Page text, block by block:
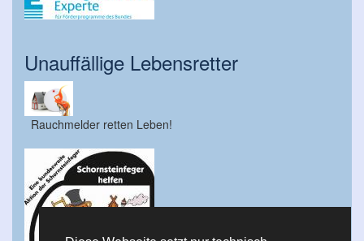
Unauffällige Lebensretter
Rauchmelder retten Leben!